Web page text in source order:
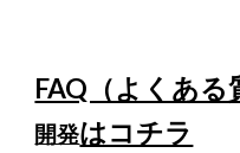
FAQ（よくある
開発はコチラ